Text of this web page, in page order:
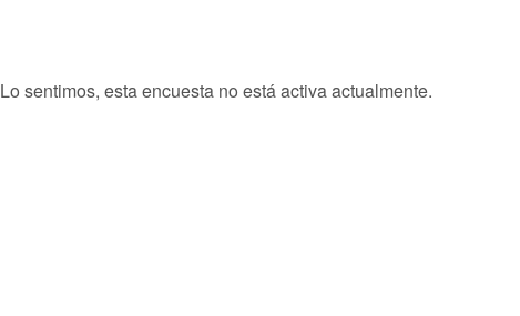
Lo sentimos, esta encuesta no está activa actualmente.